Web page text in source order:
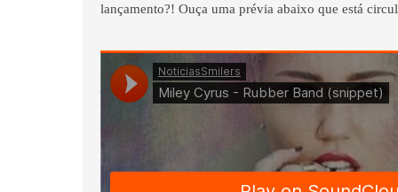
lançamento?! Ouça uma prévia abaixo que está